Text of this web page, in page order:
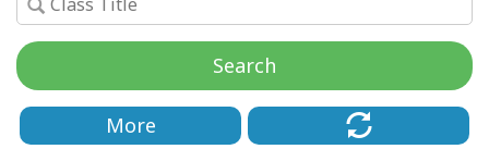
Facilitators
Search
More